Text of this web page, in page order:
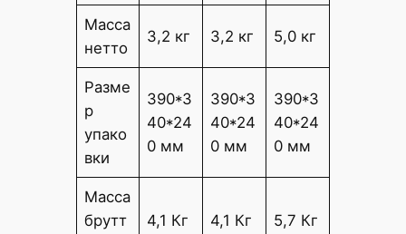
Масса
нетто
3,2 кг 3,2 кг 5,0 кг
Разме
р
упако
вки
390*3
40*24
0 мм
390*3
40*24
0 мм
390*3
40*24
0 мм
Масса
брутт
4,1 Кг 4,1 Кг 5,7 Кг